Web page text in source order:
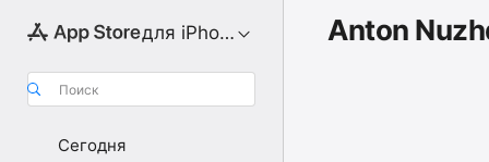
для iPhone
Поиск
Сегодня
Anton